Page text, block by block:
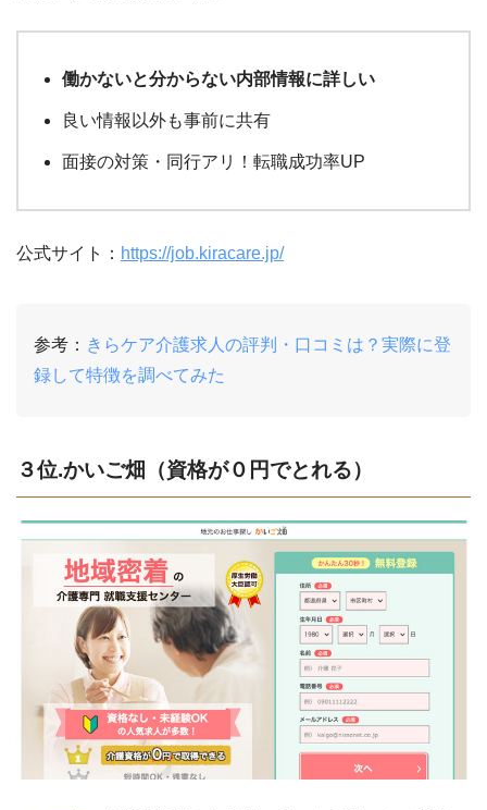
働かないと分からない内部情報に詳しい
良い情報以外も事前に共有
面接の対策・同行アリ！転職成功率UP
公式サイト： https://job.kiracare.jp/
参考： きらケア介護求人の評判・口コミは？実際に登
録して特徴を調べてみた
３位.かいご畑（資格が０円でとれる）